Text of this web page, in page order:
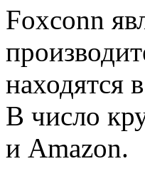
Foxconn
находятся
В число
и Amazon.